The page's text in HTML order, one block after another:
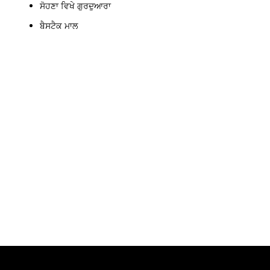
ਸੋਹਣਾ ਵਿਖੇ ਗੁਰਦੁਆਰਾ
ਬੈਸਟੈਕ ਮਾਲ